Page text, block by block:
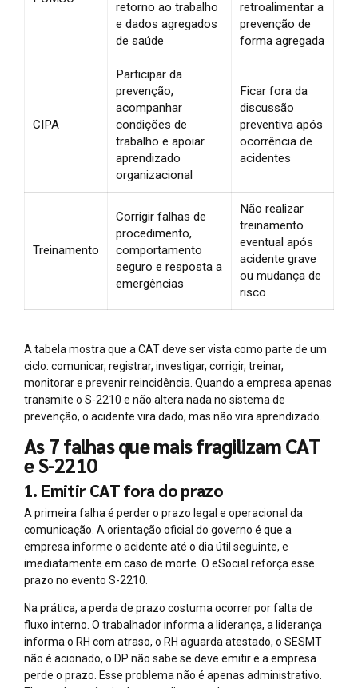
retorno ao trabalho
e dados agregados
de saúde
retroalimentar a
prevenção de
forma agregada
CIPA
Participar da
prevenção,
acompanhar
condições de
trabalho e apoiar
aprendizado
organizacional
Ficar fora da
discussão
preventiva após
ocorrência de
acidentes
Treinamento
Corrigir falhas de
procedimento,
comportamento
seguro e resposta a
emergências
Não realizar
treinamento
eventual após
acidente grave
ou mudança de
risco
A tabela mostra que a CAT deve ser vista como parte de um
ciclo: comunicar, registrar, investigar, corrigir, treinar,
monitorar e prevenir reincidência. Quando a empresa apenas
transmite o S-2210 e não altera nada no sistema de
prevenção, o acidente vira dado, mas não vira aprendizado.
As 7 falhas que mais fragilizam CAT
e S-2210
1. Emitir CAT fora do prazo
A primeira falha é perder o prazo legal e operacional da
comunicação. A orientação oficial do governo é que a
empresa informe o acidente até o dia útil seguinte, e
imediatamente em caso de morte. O eSocial reforça esse
prazo no evento S-2210.
Na prática, a perda de prazo costuma ocorrer por falta de
fluxo interno. O trabalhador informa a liderança, a liderança
informa o RH com atraso, o RH aguarda atestado, o SESMT
não é acionado, o DP não sabe se deve emitir e a empresa
perde o prazo. Esse problema não é apenas administrativo.